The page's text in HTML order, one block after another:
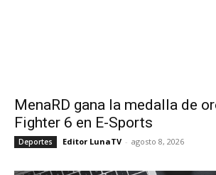
MenaRD gana la medalla de
Fighter 6 en E-Sports
Deportes Editor LunaTV - agosto 8, 2026